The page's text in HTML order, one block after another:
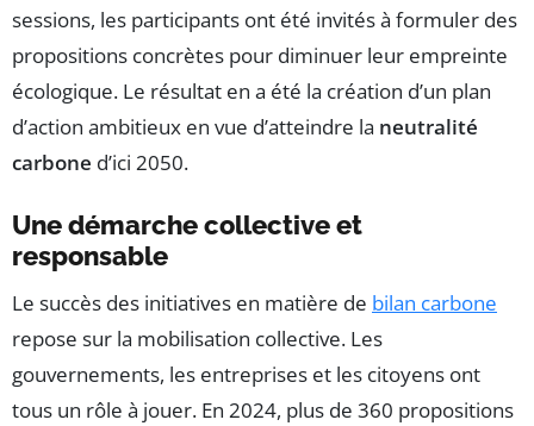
sessions, les participants ont été invités à formuler des
propositions concrètes pour diminuer leur empreinte
écologique. Le résultat en a été la création d’un plan
d’action ambitieux en vue d’atteindre la neutralité
carbone d’ici 2050.
Une démarche collective et
responsable
Le succès des initiatives en matière de bilan carbone
repose sur la mobilisation collective. Les
gouvernements, les entreprises et les citoyens ont
tous un rôle à jouer. En 2024, plus de 360 propositions